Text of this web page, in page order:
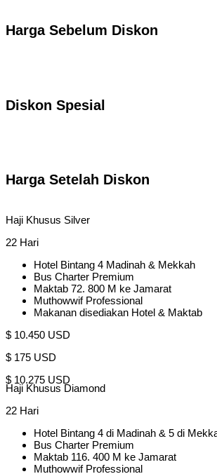
Harga Sebelum Diskon
Diskon Spesial
Harga Setelah Diskon
Haji Khusus Silver
22 Hari
Hotel Bintang 4 Madinah & Mekkah
Bus Charter Premium
Maktab 72. 800 M ke Jamarat
Muthowwif Professional
Makanan disediakan Hotel & Maktab
$ 10.450 USD
$ 175 USD
$ 10.275 USD
Haji Khusus Diamond
22 Hari
Hotel Bintang 4 di Madinah & 5 di
Bus Charter Premium
Maktab 116. 400 M ke Jamarat
Muthowwif Professional